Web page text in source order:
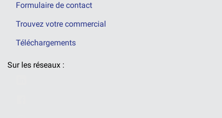
Formulaire de contact
Trouvez votre commercial
Téléchargements
Sur les réseaux :